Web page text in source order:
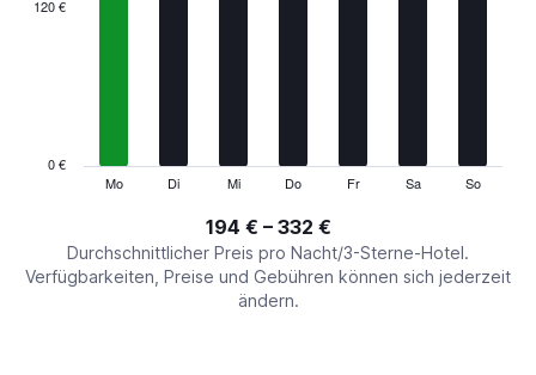
values.
Range:
Mo Di Mi Do Fr Sa So
0 €
120 €
194 € – 332 €
Durchschnittlicher Preis pro Nacht/3-Sterne-Hotel.
Verfügbarkeiten, Preise und Gebühren können sich jederzeit
ändern.